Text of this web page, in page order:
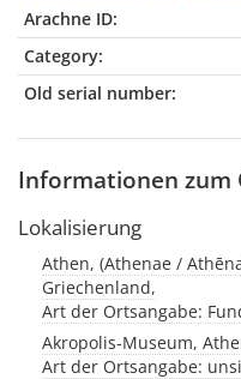
Arachne ID:
Category:
Old serial number:
Informationen zum
Lokalisierung
Athen, (Athenae /
Griechenland,
Art der Ortsangabe:
Akropolis-Museum,
Art der Ortsangabe: